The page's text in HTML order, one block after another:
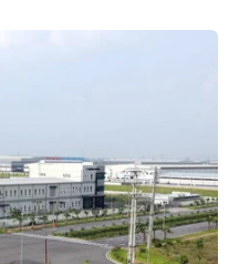
diện
phòng